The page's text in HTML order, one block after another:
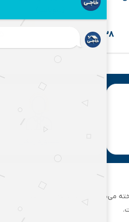
۴۶۶,۹۳۸
۷%
شناخته می‌شود. این مجموعه بزرگ، فعالیت